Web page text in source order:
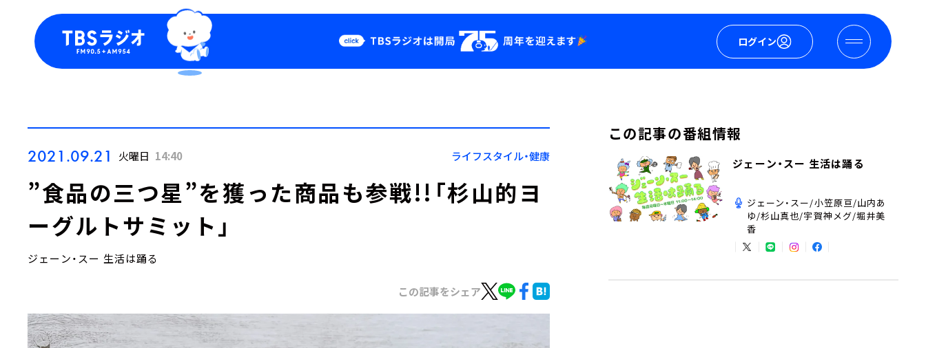
ログイン
Podcast
YouTube
会社情報
2021.09.21 火曜日 14:40 ライフスタイル・健康
”食品の三つ星”を獲った商品も参戦!!「杉山的ヨ
ーグルトサミット」
ジェーン・スー 生活は踊る
この記事をシェア
この記事の番組情報
ジェーン・スー 生活は踊る
ジェーン・スー/小笠原亘/山内あ
ゆ/杉山真也/宇賀神メグ/堀井美
香